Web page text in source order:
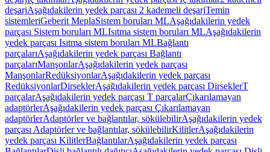
deşarjAşağıdakilerin yedek parçası 2 kademeli deşarjTemin
sistemleriGeberit MeplaSistem boruları MLAşağıdakilerin yedek
parçası Sistem boruları MLIsıtma sistem boruları MLAşağıdakilerin
yedek parçası Isıtma sistem boruları MLBağlantı
parçalarıAşağıdakilerin yedek parçası Bağlantı
parçalarıManşonlarAşağıdakilerin yedek parçası
ManşonlarRedüksiyonlarAşağıdakilerin yedek parçası
RedüksiyonlarDirseklerAşağıdakilerin yedek parçası DirseklerT
parçalarAşağıdakilerin yedek parçası T parçalarÇıkarılamayan
adaptörlerAşağıdakilerin yedek parçası Çıkarılamayan
adaptörlerAdaptörler ve bağlantılar, sökülebilirAşağıdakilerin yedek
parçası Adaptörler ve bağlantılar, sökülebilirKilitlerAşağıdakilerin
yedek parçası KilitlerBağlantılarAşağıdakilerin yedek parçası